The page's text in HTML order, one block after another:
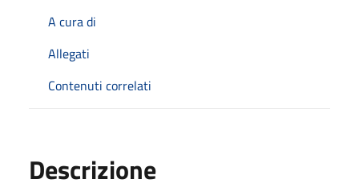
A cura di
Allegati
Contenuti correlati
Descrizione